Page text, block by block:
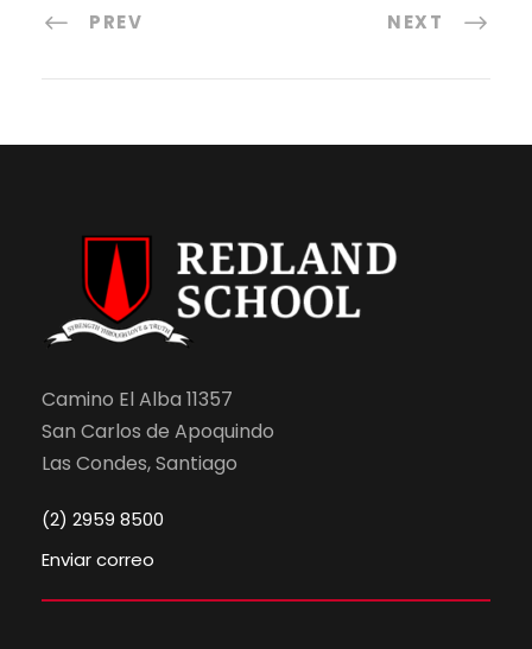
PREV NEXT
Camino El Alba 11357
San Carlos de Apoquindo
Las Condes, Santiago
(2) 2959 8500
Enviar correo